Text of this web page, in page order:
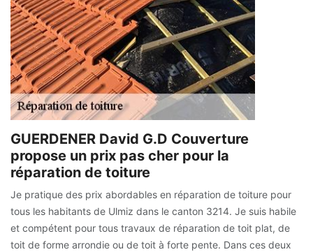
GUERDENER David G.D Couverture
propose un prix pas cher pour la
réparation de toiture
Je pratique des prix abordables en réparation de toiture pour
tous les habitants de Ulmiz dans le canton 3214. Je suis habile
et compétent pour tous travaux de réparation de toit plat, de
toit de forme arrondie ou de toit à forte pente. Dans ces deux